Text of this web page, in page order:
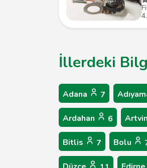
İllerdeki
Adana 7
Ardahan 6 Artvin
Bitlis 7 Bolu